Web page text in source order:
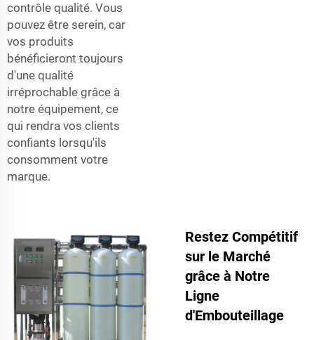
contrôle qualité. Vous
pouvez être serein, car
vos produits
bénéficieront toujours
d'une qualité
irréprochable grâce à
notre équipement, ce
qui rendra vos clients
confiants lorsqu'ils
consomment votre
marque.
Restez Compétitif
sur le Marché
grâce à Notre
Ligne
d'Embouteillage